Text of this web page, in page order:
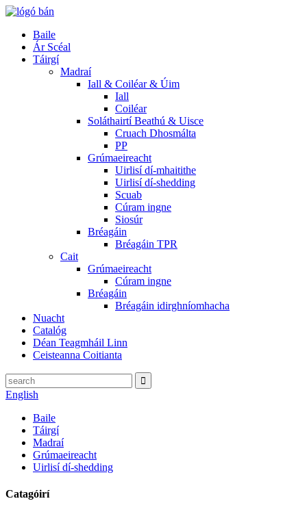
Baile
Ár Scéal
Táirgí
Madraí
Iall & Coiléar & Úim
Iall
Coiléar
Soláthairtí Beathú & Uisce
Cruach Dhosmálta
PP
Grúmaeireacht
Uirlisí dí-mhaitithe
Uirlisí dí-shedding
Scuab
Cúram ingne
Siosúr
Bréagáin
Bréagáin TPR
Cait
Grúmaeireacht
Cúram ingne
Bréagáin
Bréagáin idirghníomhacha
Nuacht
Catalóg
Déan Teagmháil Linn
Ceisteanna Coitianta
English
Baile
Táirgí
Madraí
Grúmaeireacht
Uirlisí dí-shedding
Catagóirí